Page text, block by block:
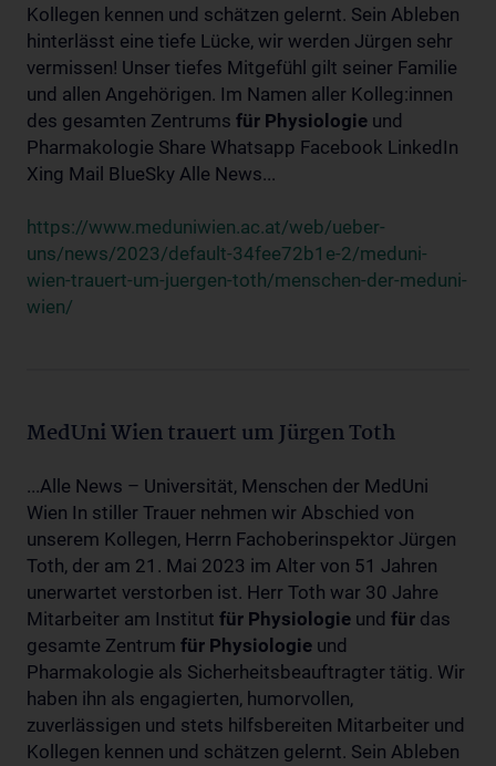
Kollegen kennen und schätzen gelernt. Sein Ableben
hinterlässt eine tiefe Lücke, wir werden Jürgen sehr
vermissen! Unser tiefes Mitgefühl gilt seiner Familie
und allen Angehörigen. Im Namen aller Kolleg:innen
des gesamten Zentrums für Physiologie und
Pharmakologie Share Whatsapp Facebook LinkedIn
Xing Mail BlueSky Alle News...
https://www.meduniwien.ac.at/web/ueber-
uns/news/2023/default-34fee72b1e-2/meduni-
wien-trauert-um-juergen-toth/menschen-der-meduni-
wien/
MedUni Wien trauert um Jürgen Toth
...Alle News – Universität, Menschen der MedUni
Wien In stiller Trauer nehmen wir Abschied von
unserem Kollegen, Herrn Fachoberinspektor Jürgen
Toth, der am 21. Mai 2023 im Alter von 51 Jahren
unerwartet verstorben ist. Herr Toth war 30 Jahre
Mitarbeiter am Institut für Physiologie und für das
gesamte Zentrum für Physiologie und
Pharmakologie als Sicherheitsbeauftragter tätig. Wir
haben ihn als engagierten, humorvollen,
zuverlässigen und stets hilfsbereiten Mitarbeiter und
Kollegen kennen und schätzen gelernt. Sein Ableben